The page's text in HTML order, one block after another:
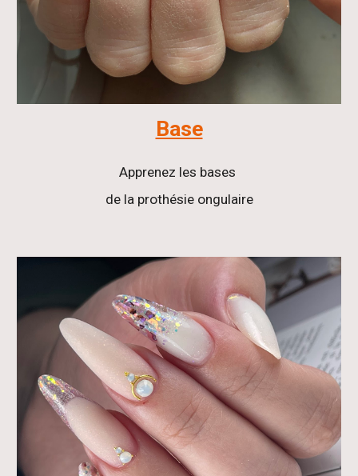
Base
Apprenez les bases
de la prothésie ongulaire